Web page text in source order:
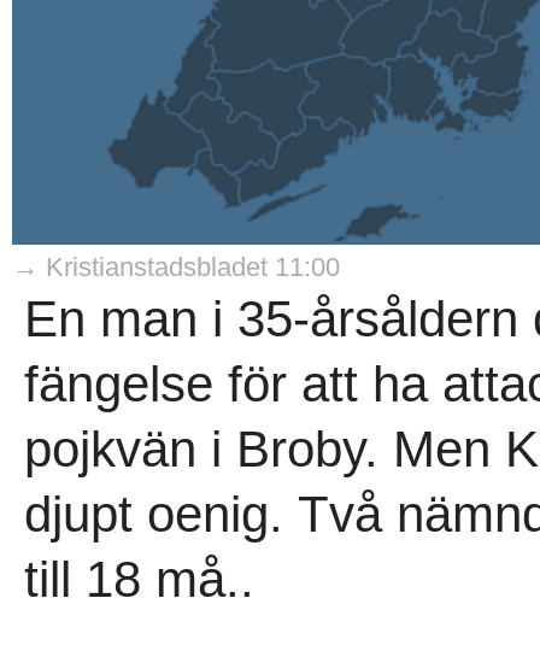
→ Kristianstadsbladet 11:00
En man i 35-
fängelse för att ha
pojkvän i Broby. Men
djupt oenig. Två
till 18 må..